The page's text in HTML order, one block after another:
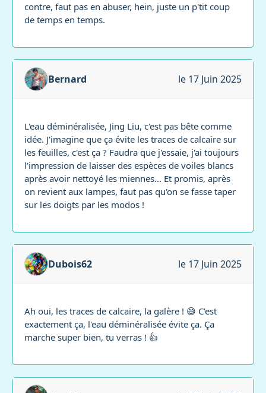
contre, faut pas en abuser, hein, juste un p'tit coup
de temps en temps.
Bernard le 17 Juin 2025
L'eau déminéralisée, Jing Liu, c'est pas bête comme
idée. J'imagine que ça évite les traces de calcaire sur
les feuilles, c'est ça ? Faudra que j'essaie, j'ai toujours
l'impression de laisser des espèces de voiles blancs
après avoir nettoyé les miennes… Et promis, après
on revient aux lampes, faut pas qu'on se fasse taper
sur les doigts par les modos !
Dubois62 le 17 Juin 2025
Ah oui, les traces de calcaire, la galère ! 😅 C'est
exactement ça, l'eau déminéralisée évite ça. Ça
marche super bien, tu verras ! 👍